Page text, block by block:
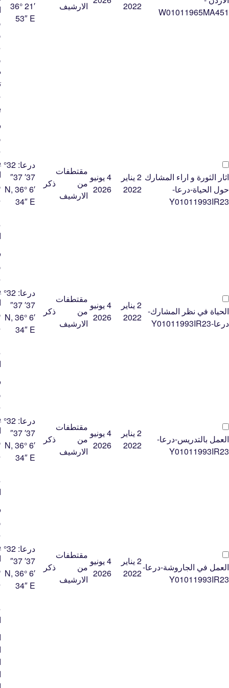
W01011965MA451
2022
الارشيف
36° 21′
53″ E
اثار الثورة و اراء المشارك
حول الحياة-درعا-
Y01011993IR23
2 يناير
2022
4 يونيو
2026
مقتطفات
من
الارشيف
ذكر
درعا:
32°
37′ 37″
N, 36° 6′
34″ E
الحياة في نظر المشارك-
درعا-Y01011993IR23
2 يناير
2022
4 يونيو
2026
مقتطفات
من
الارشيف
ذكر
درعا:
32°
37′ 37″
N, 36° 6′
34″ E
العمل بالتدريس-درعا-
Y01011993IR23
2 يناير
2022
4 يونيو
2026
مقتطفات
من
الارشيف
ذكر
درعا:
32°
37′ 37″
N, 36° 6′
34″ E
العمل في الجاروشة-درعا-
Y01011993IR23
2 يناير
2022
4 يونيو
2026
مقتطفات
من
الارشيف
ذكر
درعا:
32°
37′ 37″
N, 36° 6′
34″ E